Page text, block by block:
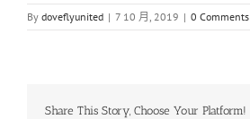
By doveflyunited | 7 10 月, 2019 | 0 Comments
Share This Story, Choose Your Platform!